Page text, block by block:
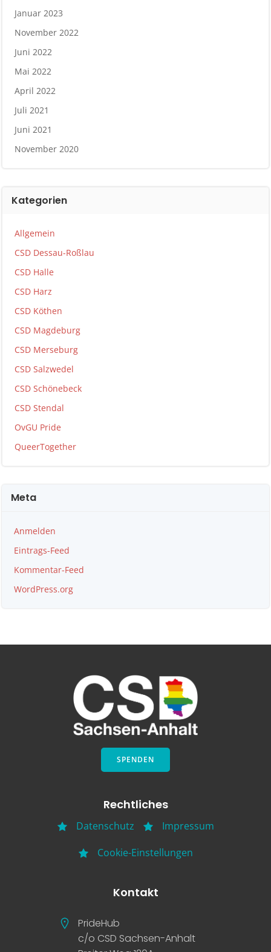
Januar 2023
November 2022
Juni 2022
Mai 2022
April 2022
Juli 2021
Juni 2021
November 2020
Kategorien
Allgemein
CSD Dessau-Roßlau
CSD Halle
CSD Harz
CSD Köthen
CSD Magdeburg
CSD Merseburg
CSD Salzwedel
CSD Schönebeck
CSD Stendal
OvGU Pride
QueerTogether
Meta
Anmelden
Eintrags-Feed
Kommentar-Feed
WordPress.org
SPENDEN
Kontakt
PrideHub
c/o CSD Sachsen-Anhalt
Rechtliches
Datenschutz
Impressum
Cookie-Einstellungen